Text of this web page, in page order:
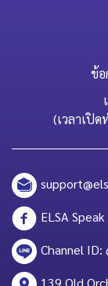
ข้อ
(เวลาเปิ
ELSA
Channel ID:
139 Old